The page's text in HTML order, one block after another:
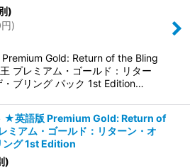
絞り込む
)
円)
Gold: Return of the Bling
プレミアム・ゴールド：リター
・ブリング パック 1st Edition…
★英語版 Premium Gold: Return of
ミアム・ゴールド：リターン・オ
ング 1st Edition
)